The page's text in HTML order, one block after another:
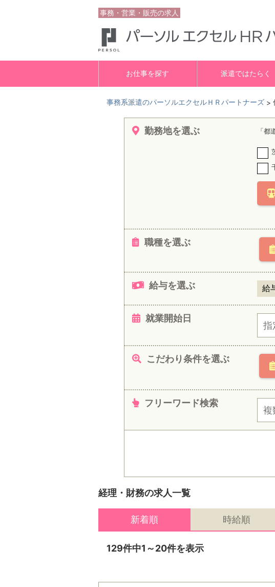
事務・営業・販売の求人
お仕事を探す 派遣ではたらく
事務系派遣のパーソルエクセルＨＲパートナーズ >
勤務地を選ぶ 「都
職種を選ぶ
給与を選ぶ
就業開始日
こだわり条件を選ぶ
フリーワード検索
経理・財務の求人一覧
新着順 時給順
129件中1～20件を表示